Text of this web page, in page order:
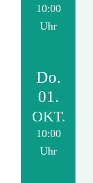
10:00
Uhr
Do.
01.
OKT.
10:00
Uhr